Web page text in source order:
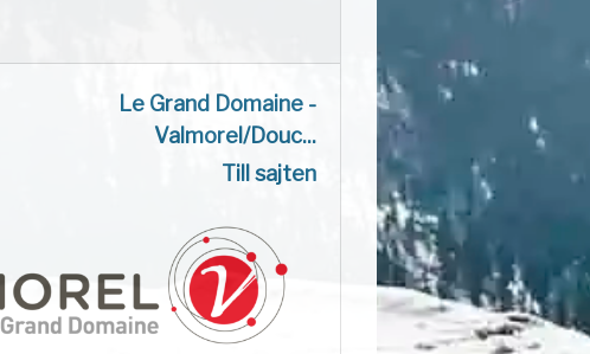
Le Grand Domaine -
Valmorel/Douc...
Till sajten